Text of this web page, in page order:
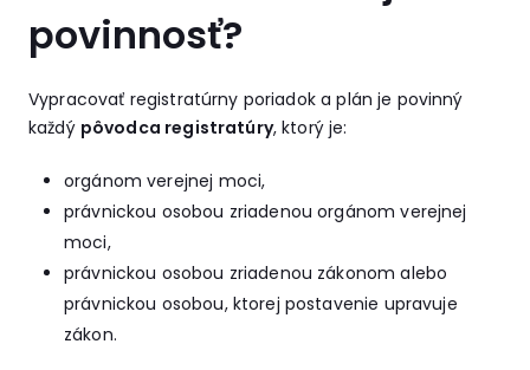
povinnosť?
Vypracovať registratúrny poriadok a plán je povinný
každý pôvodca registratúry, ktorý je:
orgánom verejnej moci,
právnickou osobou zriadenou orgánom verejnej
moci,
právnickou osobou zriadenou zákonom alebo
právnickou osobou, ktorej postavenie upravuje
zákon.